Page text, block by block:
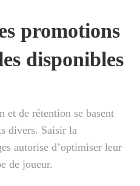
promotions
disponibles
et de rétention se basent
divers. Saisir la
autorise d’optimiser leur
de joueur.